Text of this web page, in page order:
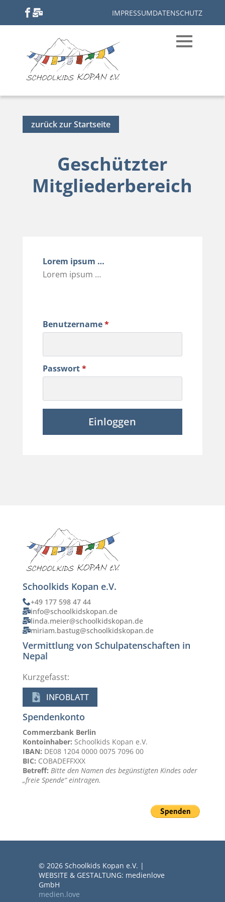
IMPRESSUMDATENSCHUTZ
zurück zur Startseite
Geschützter
Mitgliederbereich
Lorem ipsum …
Lorem ipsum …
Benutzername*
Passwort*
Einloggen
Schoolkids Kopan e.V.
+49 177 598 47 44
info@schoolkidskopan.de
linda.meier@schoolkidskopan.de
miriam.bastug@schoolkidskopan.de
Vermittlung von Schulpatenschaften in
Nepal
Kurzgefasst:
INFOBLATT
Spendenkonto
Commerzbank Berlin
Kontoinhaber: Schoolkids Kopan e.V.
IBAN: DE08 1204 0000 0075 7096 00
BIC: COBADEFFXXX
Betreff: Bitte den Namen des begünstigten Kindes oder
„freie Spende“ eintragen.
© 2026 Schoolkids Kopan e.V. |
WEBSITE & GESTALTUNG: medienlove
GmbH
medien.love